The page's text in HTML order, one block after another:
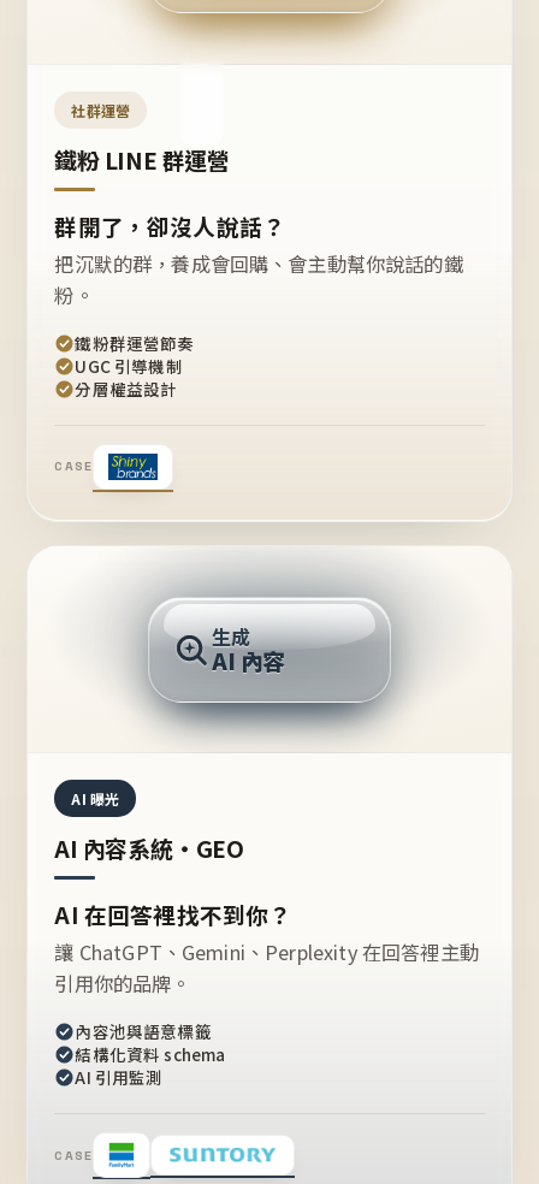
開團
嗎？
社群運營
鐵粉 LINE 群運營
群開了，卻沒人說話？
把沉默的群，養成會回購、會主動幫你說話的鐵
粉。
鐵粉群運營節奏
UGC 引導機制
分層權益設計
CASE
推薦的台灣品牌？
生成
AI 內容
AI 曝光
AI 內容系統・GEO
AI 在回答裡找不到你？
讓 ChatGPT、Gemini、Perplexity 在回答裡主動
引用你的品牌。
內容池與語意標籤
結構化資料 schema
AI 引用監測
CASE